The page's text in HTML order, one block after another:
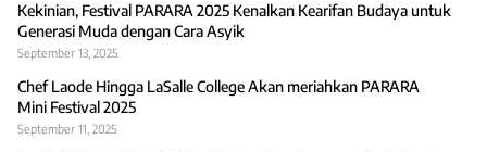
Kekinian, Festival PARARA 2025 Kenalkan Kearifan Budaya untuk
Generasi Muda dengan Cara Asyik
September 13, 2025
Chef Laode Hingga LaSalle College Akan meriahkan PARARA
Mini Festival 2025
September 11, 2025